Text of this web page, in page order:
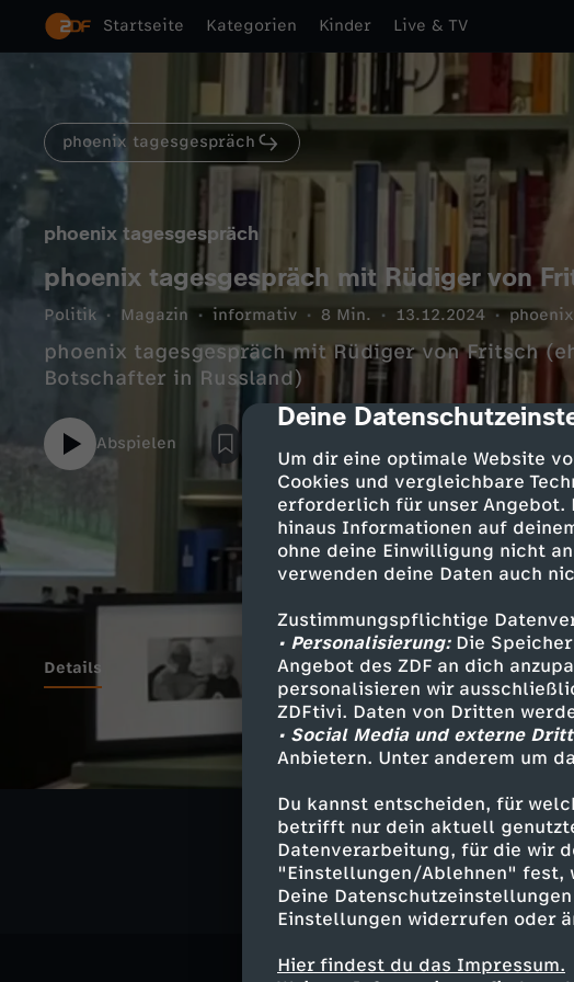
cmp-dialog-
Deine
Um dir eine optimale Website
Cookies und vergleichbare
erforderlich für unser Angebot.
hinaus Informationen auf
ohne deine Einwilligung nicht
verwenden deine Daten auch
Zustimmungspflichtige
• Personalisierung:Die
Angebot des ZDF an dich
personalisieren wir
ZDFtivi. Daten von Dritten
• Social Media und externe
Anbietern. Unter anderem um
Du kannst entscheiden, für
betrifft nur dein aktuell
Datenverarbeitung, für die wir
"Einstellungen/Ablehnen" fest,
Deine
Einstellungen widerrufen oder
Hier findest du das Impressum.
Startseite Kategorien Kinder Live & TV
phoenix tagesgespräch
phoenix tagesgespräch
phoenix tagesgespräch mit Rüdiger von
Politik Magazin informativ 8 Min. 13.12.2024 phoenix
phoenix tagesgespräch mit Rüdiger von Fritsch
Botschafter in Russland)
Abspielen
Details
Ähnliche
Politik Magazin